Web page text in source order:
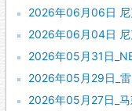
2026年06月06日 尼
2026年06月04日 尼
2026年05月31日
2026年05月29日_雷
2026年05月27日_马